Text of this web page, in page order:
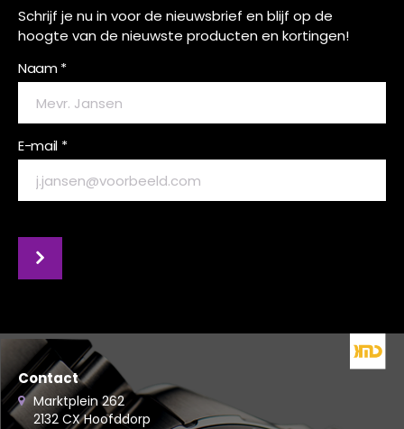
Schrijf je nu in voor de nieuwsbrief en blijf op de
hoogte van de nieuwste producten en kortingen!
Naam *
E-mail *
Contact
Marktplein 262
2132 CX Hoofddorp